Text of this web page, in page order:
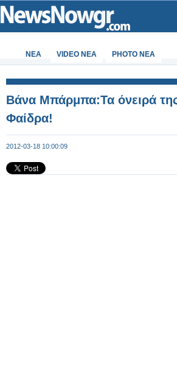
ΝΕΑ VIDEO NEA PHOTO NEA
Βάνα Μπάρμπα:Τα όνειρά
Φαίδρα!
2012-03-18 10:00:09